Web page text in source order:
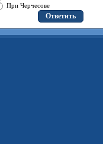
При Черчесове